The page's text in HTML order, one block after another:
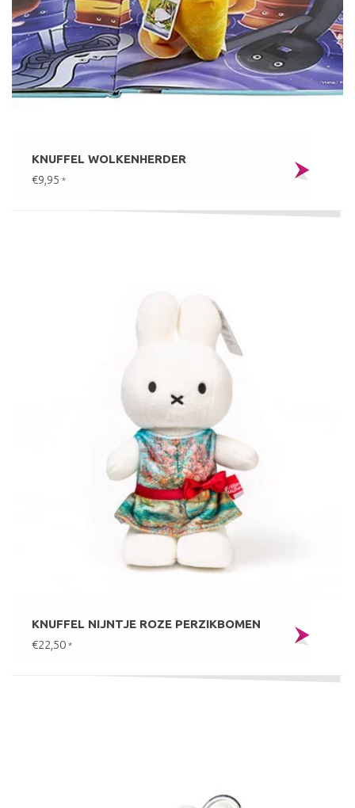
KNUFFEL WOLKENHERDER
€9,95 *
KNUFFEL NIJNTJE ROZE PERZIKBOMEN
€22,50 *